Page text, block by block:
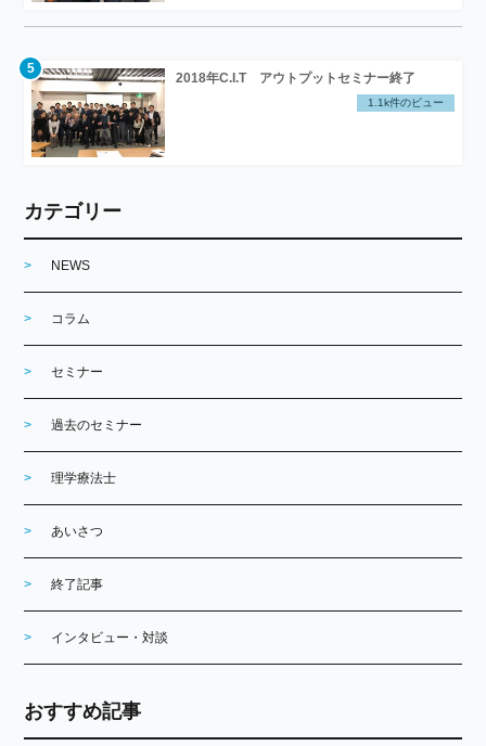
2018年C.I.T アウトプットセミナー終了
1.1k件のビュー
カテゴリー
NEWS
コラム
セミナー
過去のセミナー
理学療法士
あいさつ
終了記事
インタビュー・対談
おすすめ記事